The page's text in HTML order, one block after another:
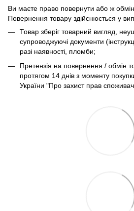
Ви маєте право повернути або ж
Повернення товару здійснюється у
Товар зберіг товарний вигляд,
супроводжуючі документи
разі наявності, пломби;
Претензія на повернення / обмін
протягом 14 днів з моменту
України "Про захист прав